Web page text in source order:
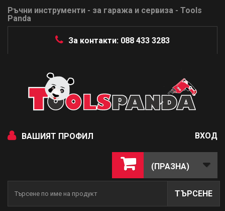
Ръчни инструменти - за гаража и сервиза - Tools
Panda
За контакти: 088 433 3283
ВАШИЯТ ПРОФИЛ ВХОД
(ПРАЗНА)
ТЪРСЕНЕ